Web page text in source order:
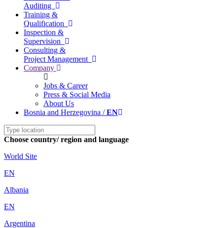
Auditing
Training &
Qualification
Inspection &
Supervision
Consulting &
Project Management
Company
Jobs & Career
Press & Social Media
About Us
Bosnia and Herzegovina /EN
Choose country/ region and language
World Site
EN
Albania
EN
Argentina